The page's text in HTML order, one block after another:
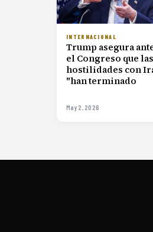
INTERNACIONAL
Trump asegura
el Congreso que las
hostilidades con
"han terminado
May 2, 2026